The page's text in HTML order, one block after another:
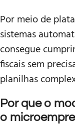
Por meio de
sistemas
consegue
fiscais sem
planilhas
Por que o
o